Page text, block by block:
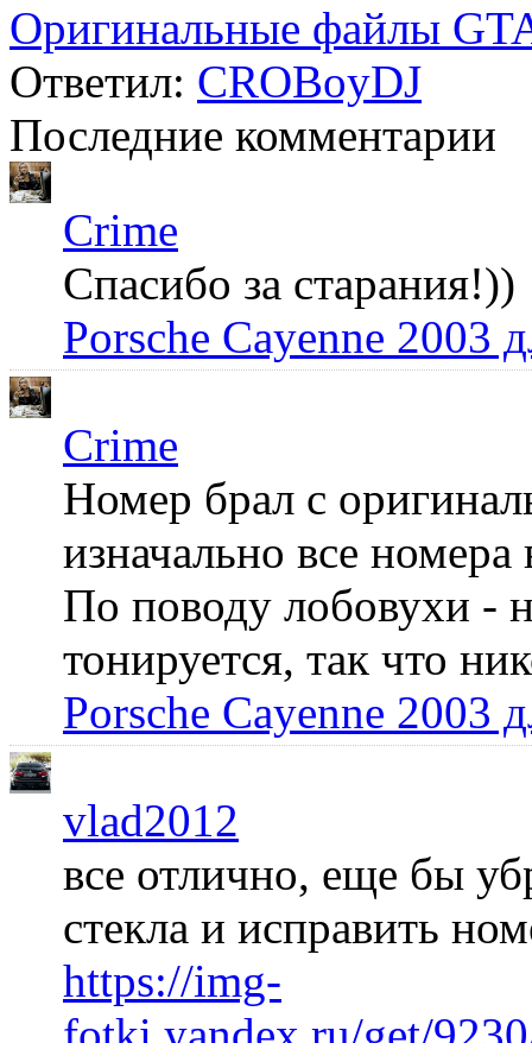
Оригинальные файлы
Ответил: CROBoyDJ
Последние комментарии
Crime
Спасибо за старания!))
Porsche Cayenne 2003
Crime
Номер брал с
изначально все
По поводу лобовухи -
тонируется, так что
Porsche Cayenne 2003
vlad2012
все отлично, еще бы
стекла и исправить
https://img-